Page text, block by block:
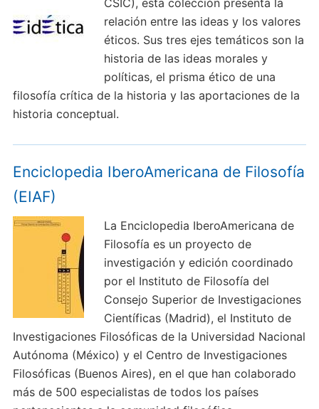
CSIC), esta colección presenta la
relación entre las ideas y los valores
éticos. Sus tres ejes temáticos son la
historia de las ideas morales y
políticas, el prisma ético de una
filosofía crítica de la historia y las aportaciones de la
historia conceptual.
Enciclopedia IberoAmericana de Filosofía
(EIAF)
La Enciclopedia IberoAmericana de
Filosofía es un proyecto de
investigación y edición coordinado
por el Instituto de Filosofía del
Consejo Superior de Investigaciones
Científicas (Madrid), el Instituto de
Investigaciones Filosóficas de la Universidad Nacional
Autónoma (México) y el Centro de Investigaciones
Filosóficas (Buenos Aires), en el que han colaborado
más de 500 especialistas de todos los países